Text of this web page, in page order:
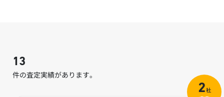
13
件の査定実績があります。
2社